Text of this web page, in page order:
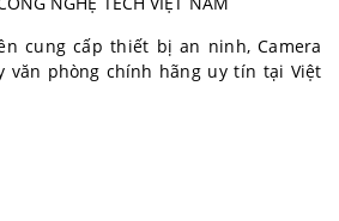
cung cấp thiết bị an ninh, Camera
văn phòng chính hãng uy tín tại Việt